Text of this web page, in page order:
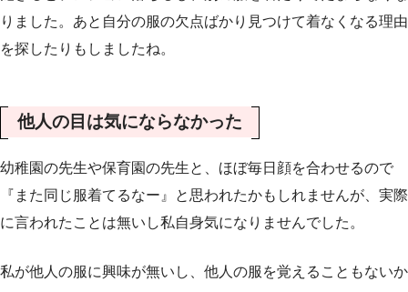
りました。あと自分の服の欠点ばかり見つけて着なくなる理由
を探したりもしましたね。
他人の目は気にならなかった
幼稚園の先生や保育園の先生と、ほぼ毎日顔を合わせるので
『また同じ服着てるなー』と思われたかもしれませんが、実際
に言われたことは無いし私自身気になりませんでした。
私が他人の服に興味が無いし、他人の服を覚えることもないか